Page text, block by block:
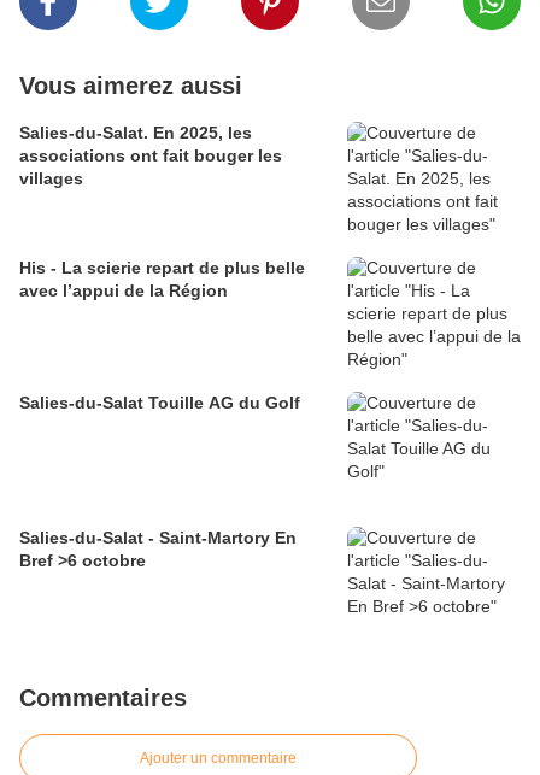
Vous aimerez aussi
Salies-du-Salat. En 2025, les
associations ont fait bouger les
villages
His - La scierie repart de plus belle
avec l’appui de la Région
Salies-du-Salat Touille AG du Golf
Salies-du-Salat - Saint-Martory En
Bref >6 octobre
Commentaires
Ajouter un commentaire